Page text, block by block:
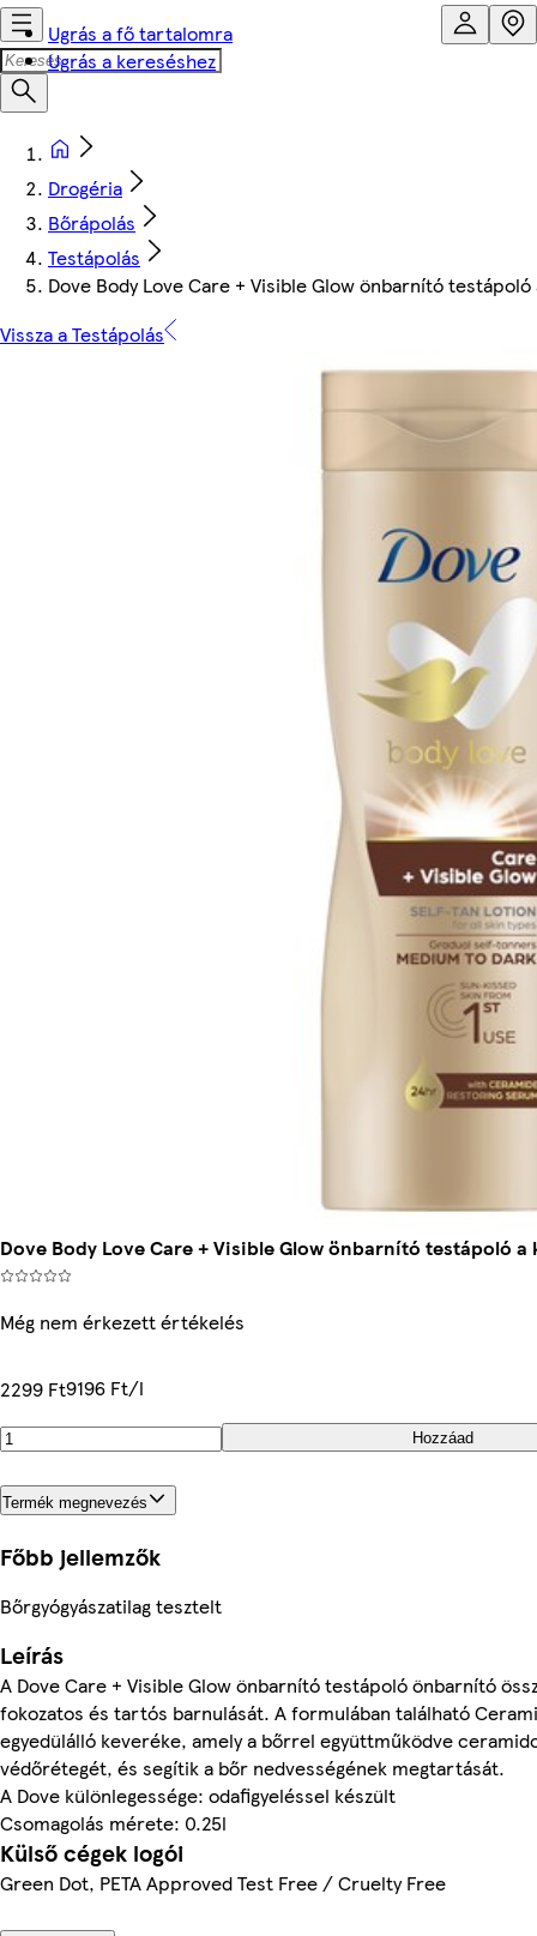
Ugrás a fő tartalomra
Ugrás a kereséshez
Drogéria
Bőrápolás
Testápolás
Dove Body Love Care + Visible Glow önbarnító
Vissza a Testápolás
Dove Body Love Care + Visible Glow önbarnító testápoló
Még nem érkezett értékelés
2299 Ft9196 Ft/l
Hozzáad
Termék megnevezés
Főbb jellemzők
Bőrgyógyászatilag tesztelt
Leírás
A Dove Care + Visible Glow önbarnító testápoló önbarnító
fokozatos és tartós barnulását. A formulában található
egyedülálló keveréke, amely a bőrrel együttműködve
védőrétegét, és segítik a bőr nedvességének megtartását.
A Dove különlegessége: odafigyeléssel készült
Csomagolás mérete: 0.25l
Külső cégek logói
Green Dot, PETA Approved Test Free / Cruelty Free